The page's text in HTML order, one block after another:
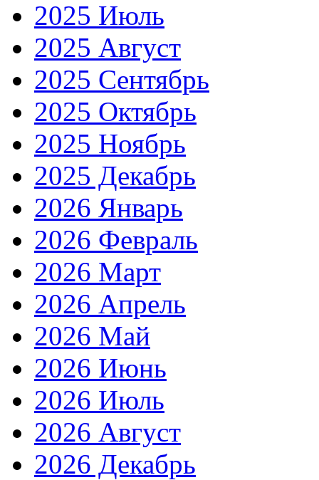
2025 Июль
2025 Август
2025 Сентябрь
2025 Октябрь
2025 Ноябрь
2025 Декабрь
2026 Январь
2026 Февраль
2026 Март
2026 Апрель
2026 Май
2026 Июнь
2026 Июль
2026 Август
2026 Декабрь